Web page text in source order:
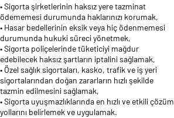
• Sigorta şirketlerinin haksız yere tazminat
ödememesi durumunda haklarınızı korumak,
• Hasar bedellerinin eksik veya hiç ödenmemesi
durumunda hukuki süreci yönetmek,
• Sigorta poliçelerinde tüketiciyi mağdur
edebilecek haksız şartların iptalini sağlamak,
• Özel sağlık sigortaları, kasko, trafik ve iş yeri
sigortalarından doğan zararların hızlı şekilde
tazmin edilmesini sağlamak,
• Sigorta uyuşmazlıklarında en hızlı ve etkili çözüm
yollarını belirlemek ve uygulamak.